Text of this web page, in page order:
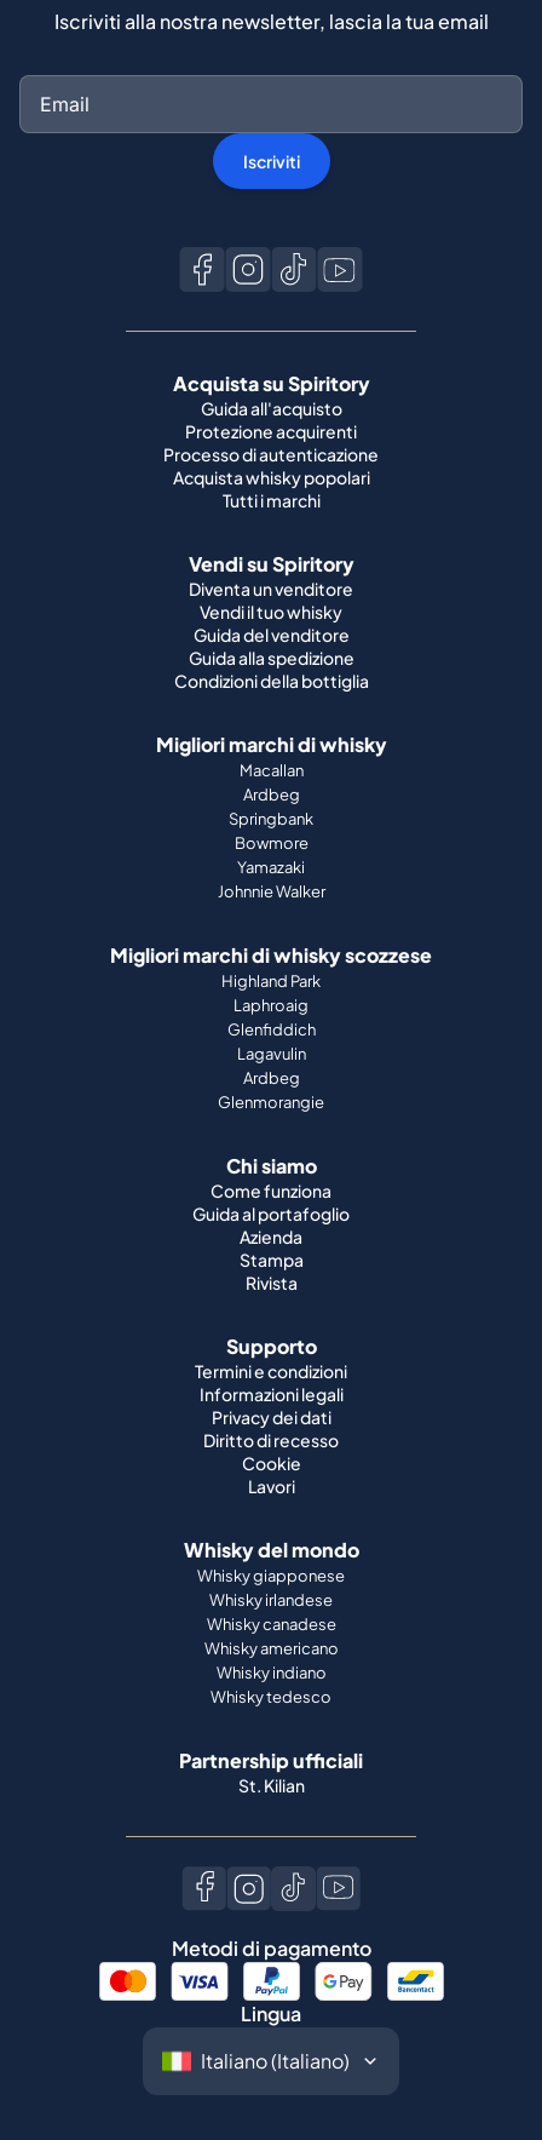
Iscriviti alla nostra newsletter, lascia la tua email
Iscriviti
Acquista su Spiritory
Guida all'acquisto
Protezione acquirenti
Processo di autenticazione
Acquista whisky popolari
Tutti i marchi
Vendi su Spiritory
Diventa un venditore
Vendi il tuo whisky
Guida del venditore
Guida alla spedizione
Condizioni della bottiglia
Migliori marchi di whisky
Macallan
Ardbeg
Springbank
Bowmore
Yamazaki
Johnnie Walker
Migliori marchi di whisky scozzese
Highland Park
Laphroaig
Glenfiddich
Lagavulin
Ardbeg
Glenmorangie
Chi siamo
Come funziona
Guida al portafoglio
Azienda
Stampa
Rivista
Supporto
Termini e condizioni
Informazioni legali
Privacy dei dati
Diritto di recesso
Cookie
Lavori
Whisky del mondo
Whisky giapponese
Whisky irlandese
Whisky canadese
Whisky americano
Whisky indiano
Whisky tedesco
Partnership ufficiali
St. Kilian
Metodi di pagamento
Lingua